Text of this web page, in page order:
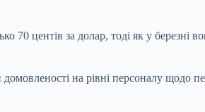
70 центів за долар, тоді як у березні
на рівні персоналу щодо